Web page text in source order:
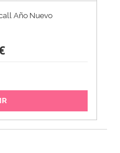
Año Nuevo